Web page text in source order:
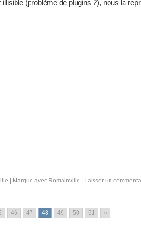
illisible (problème de plugins ?), nous la
Marqué avec Romainville Laisser un
46 47 48 49 50 51 »